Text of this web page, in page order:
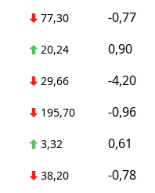
77,30 -0,77
20,24 0,90
29,66 -4,20
195,70 -0,96
3,32 0,61
38,20 -0,78